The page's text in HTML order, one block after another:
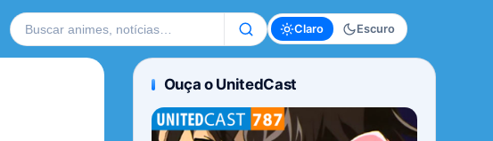
Buscar no site Claro Escuro
Ouça o UnitedCast